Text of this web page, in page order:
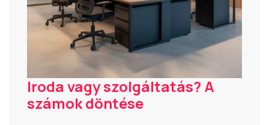
Iroda vagy szolgáltatás? A
számok döntése